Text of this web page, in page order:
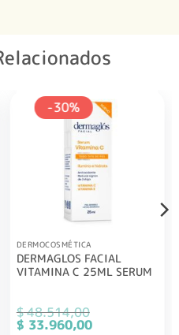
-30%
DERMOCOSMÉTICA
DERMAGLOS FACIAL
VITAMINA C 25ML SERUM
$48.514,00
El
$ 33.960,00El